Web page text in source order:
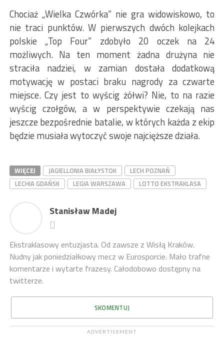
Chociaż „Wielka Czwórka” nie gra widowiskowo, to
nie traci punktów. W pierwszych dwóch kolejkach
polskie „Top Four” zdobyło 20 oczek na 24
możliwych. Na ten moment żadna drużyna nie
straciła nadziei, w zamian dostała dodatkową
motywację w postaci braku nagrody za czwarte
miejsce. Czy jest to wyścig żółwi? Nie, to na razie
wyścig czołgów, a w perspektywie czekają nas
jeszcze bezpośrednie batalie, w których każda z ekip
będzie musiała wytoczyć swoje najcięższe działa.
WIĘCEJ JAGIELLONIA BIAŁYSTOK
LECH POZNAŃ
LECHIA GDAŃSK
LEGIA WARSZAWA LOTTO EKSTRAKLASA
Stanisław Madej
Ekstraklasowy entuzjasta. Od zawsze z Wisłą Kraków.
Nudny jak poniedziałkowy mecz w Eurosporcie. Mało trafne
komentarze i wytarte frazesy. Całodobowo dostępny na
twitterze.
SKOMENTUJ
ADVERTISEMENT